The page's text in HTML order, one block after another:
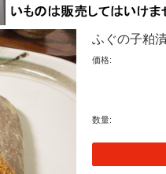
ふぐの子粕
価格:
数量: